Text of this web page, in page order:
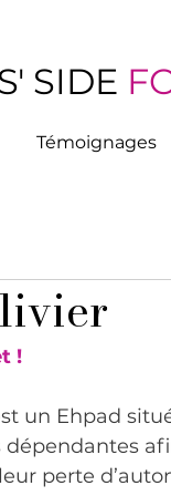
SIDE
Témoignages
!
un Ehpad
dépendantes
perte